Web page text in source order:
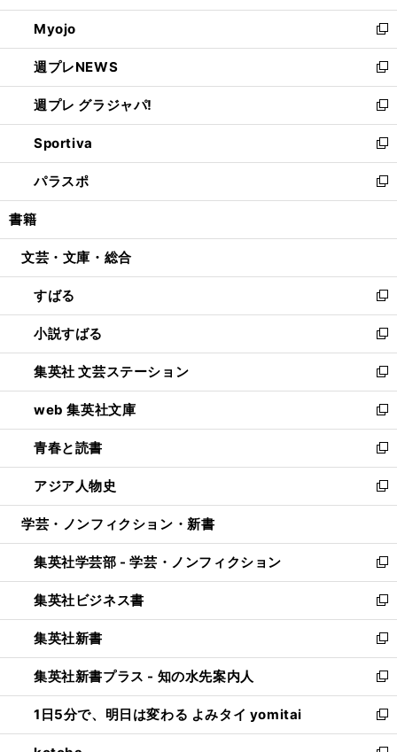
開
く
ウ
で
開
く
ン
ド
ウ
で
開
く
ウ
ィ
ン
ド
ウ
で
開
く
Myojo
新
し
い
ウ
ィ
ン
ド
ウ
で
開
週プレNEWS
新
し
い
ウ
ィ
ン
ド
ウ
開
週プレ グラジャパ!
新
し
い
ウ
ィ
ン
ウ
開
く
Sportiva
新
し
い
ウ
ン
ウ
で
開
く
パラスポ
新
し
ウ
ン
ド
ウ
で
開
く
書籍
文芸・文庫・総合
すばる
新
し
い
ウ
ィ
ン
ド
ウ
で
開
く
小説すばる
新
し
い
ウ
ィ
ン
ド
ウ
で
開
集英社 文芸ステーション
新
し
い
ウ
ィ
ン
ド
ウ
開
く
web 集英社文庫
新
し
い
ウ
ィ
ン
ウ
で
開
く
青春と読書
新
し
い
ウ
ン
ド
ウ
で
開
く
アジア人物史
新
し
ウ
ィ
ン
ド
ウ
で
開
く
学芸・ノンフィクション・新書
集英社学芸部 - 学芸・ノンフィクション
新
し
い
ウ
ィ
ン
ド
ウ
で
開
集英社ビジネス書
新
し
い
ウ
ィ
ン
ド
ウ
集英社新書
新
し
い
ウ
ィ
ン
集英社新書プラス - 知の水先案内人
新
し
い
ウ
1日5分で、明日は変わる よみタイ yomitai
新
し